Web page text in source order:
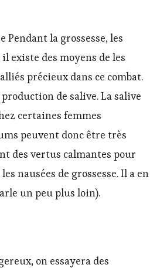
Pendant la grossesse, les
existe des moyens de les
précieux dans ce combat.
de salive. La salive
certaines femmes
peuvent donc être très
des vertus calmantes pour
nausées de grossesse. Il a en
un peu plus loin).
on essayera des